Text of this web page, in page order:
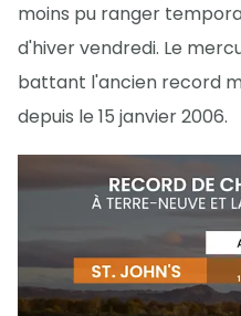
moins pu ranger
d'hiver vendredi. Le
battant l'ancien record
depuis le 15 janvier 2006.